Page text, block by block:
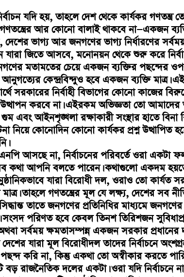
যদি হয়, তাহলে দেশ থেকে কার্যকর গণতন্ত্র
আর কোনো বালাই থাকবে না—একজন
ভাগ্য আর জনগণের ভাগ্য নির্ধারণের সর্বময়
যারা জিতে আসবে, মনোনয়ন থেকে শুরু করে
মতামতের চেয়ে একজন ব্যক্তির পছন্দের
কেন্দ্রবিন্দুও হবে একজন ব্যক্তি মাত্র।
সরকারের নির্বাহী বিভাগের কোনো কাজের
করবে না। এইরকম অভিজ্ঞতা তো আমাদের
এবং আইনশৃঙ্খলা রক্ষাকারী সংস্থার হাতে বিনা
নিয়ে কোনোদিন কোনো কার্যকর প্রশ্ন উত্থাপিত
আসছে না, নির্বাচনের পরিবর্তে ওরা একটা
কথা আপনি বলতে পারেন। কথাগুলো একদম
যারা বিরোধী দল, ওরাও তো কার্যত
তাহলে গণতন্ত্রের মূল যে লক্ষ্য, দেশের সব
সিদ্ধান্ত তাতে জনগণের প্রতিনিধির মাধ্যমে
সংসদ পরিণত হবে কেবল তিনশ তিরিশজন
সর্বময় ক্ষমতাসম্পন্ন একজন সরকার প্রধানের
যারা মূল বিরোধীদল তাদের নির্বাচনে
করি না, কিন্তু একথা তো অস্বীকার করতে
বড় রাজনৈতিক দলের একটা। ওরা যদি নির্বাচনে